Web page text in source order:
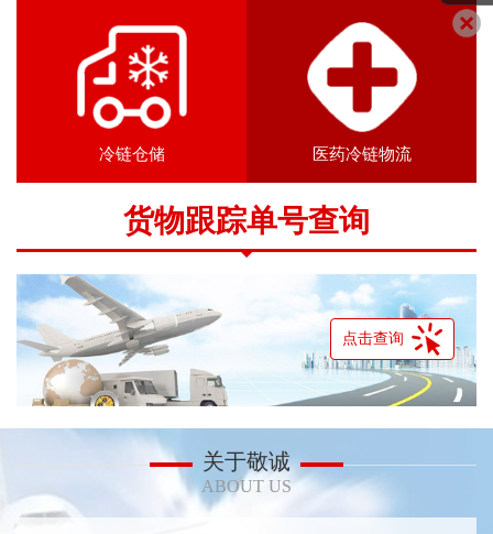
冷链仓储 医药冷链物流
货物跟踪单号查询
点击查询
关于敬诚
ABOUT US